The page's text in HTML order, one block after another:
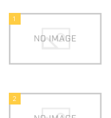
1
2